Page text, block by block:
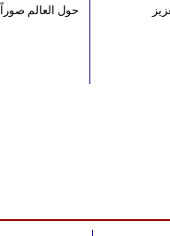
حول العالم